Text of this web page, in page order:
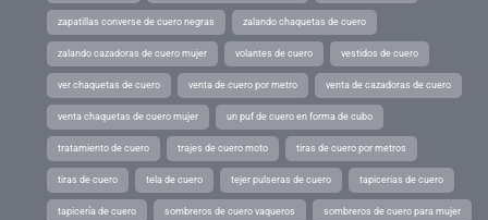
zapatillas converse de cuero negras zalando chaquetas de cuero
zalando cazadoras de cuero mujer volantes de cuero vestidos de cuero
ver chaquetas de cuero venta de cuero por metro venta de cazadoras de cuero
venta chaquetas de cuero mujer un puf de cuero en forma de cubo
tratamiento de cuero trajes de cuero moto tiras de cuero por metros
tiras de cuero tela de cuero tejer pulseras de cuero tapicerias de cuero
tapicería de cuero sombreros de cuero vaqueros sombreros de cuero para mujer